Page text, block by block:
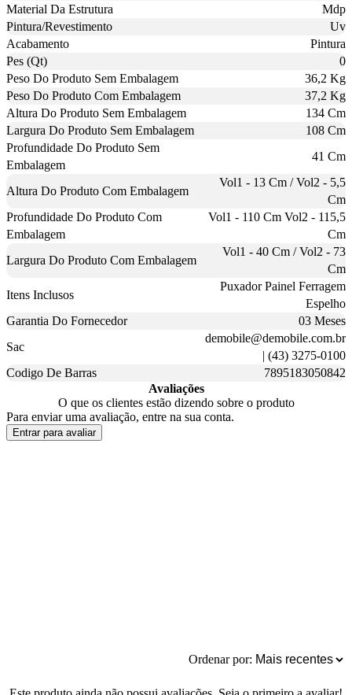
Material Da Estrutura
Mdp
Pintura/Revestimento
Uv
Acabamento
Pintura
Pes (Qt)
0
Peso Do Produto Sem Embalagem
36,2 Kg
Peso Do Produto Com Embalagem
37,2 Kg
Altura Do Produto Sem Embalagem
134 Cm
Largura Do Produto Sem Embalagem
108 Cm
Profundidade Do Produto Sem
Embalagem
41 Cm
Altura Do Produto Com Embalagem
Vol1 - 13 Cm / Vol2 - 5,5
Cm
Profundidade Do Produto Com
Embalagem
Vol1 - 110 Cm Vol2 - 115,5
Cm
Largura Do Produto Com Embalagem
Vol1 - 40 Cm / Vol2 - 73
Cm
Itens Inclusos
Puxador Painel Ferragem
Espelho
Garantia Do Fornecedor
03 Meses
Sac
demobile@demobile.com.br
| (43) 3275-0100
Codigo De Barras
7895183050842
Avaliações
O que os clientes estão dizendo sobre o produto
Para enviar uma avaliação, entre na sua conta.
Entrar para avaliar
Ordenar por: